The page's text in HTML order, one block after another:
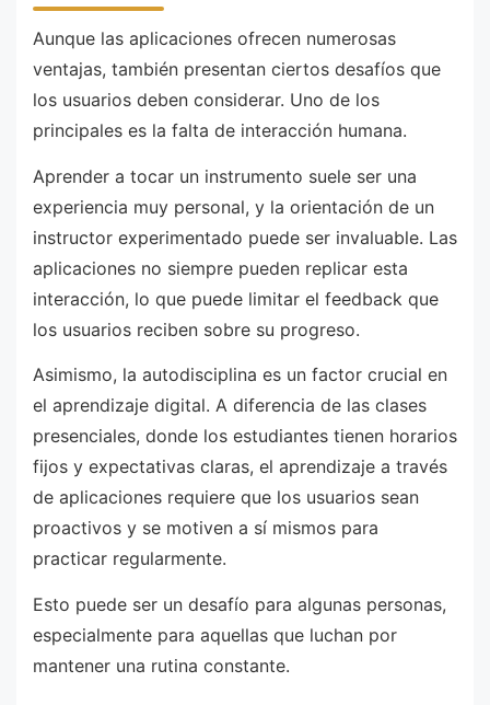
Aunque las aplicaciones ofrecen numerosas
ventajas, también presentan ciertos desafíos que
los usuarios deben considerar. Uno de los
principales es la falta de interacción humana.
Aprender a tocar un instrumento suele ser una
experiencia muy personal, y la orientación de un
instructor experimentado puede ser invaluable. Las
aplicaciones no siempre pueden replicar esta
interacción, lo que puede limitar el feedback que
los usuarios reciben sobre su progreso.
Asimismo, la autodisciplina es un factor crucial en
el aprendizaje digital. A diferencia de las clases
presenciales, donde los estudiantes tienen horarios
fijos y expectativas claras, el aprendizaje a través
de aplicaciones requiere que los usuarios sean
proactivos y se motiven a sí mismos para
practicar regularmente.
Esto puede ser un desafío para algunas personas,
especialmente para aquellas que luchan por
mantener una rutina constante.